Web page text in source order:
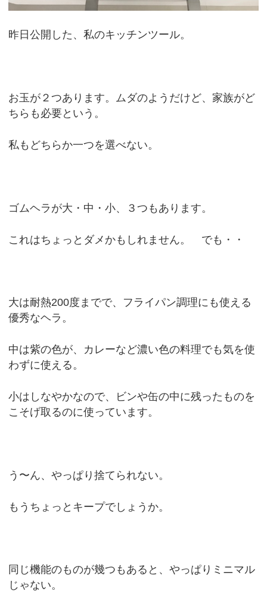
昨日公開した、私のキッチンツール。
お玉が２つあります。ムダのようだけど、家族がど
ちらも必要という。
私もどちらか一つを選べない。
ゴムヘラが大・中・小、３つもあります。
これはちょっとダメかもしれません。 でも・・
大は耐熱200度までで、フライパン調理にも使える
優秀なヘラ。
中は紫の色が、カレーなど濃い色の料理でも気を使
わずに使える。
小はしなやかなので、ビンや缶の中に残ったものを
こそげ取るのに使っています。
う〜ん、やっぱり捨てられない。
もうちょっとキープでしょうか。
同じ機能のものが幾つもあると、やっぱりミニマル
じゃない。